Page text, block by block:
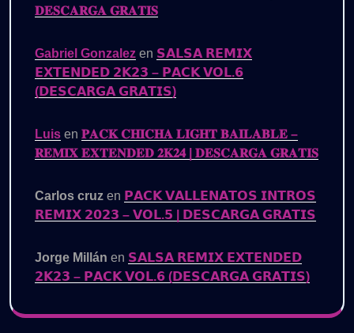
𝐃𝐄𝐒𝐂𝐀𝐑𝐆𝐀 𝐆𝐑𝐀𝐓𝐈𝐒
Gabriel Gonzalez en 𝗦𝗔𝗟𝗦𝗔 𝗥𝗘𝗠𝗜𝗫
𝗘𝗫𝗧𝗘𝗡𝗗𝗘𝗗 𝟮𝗞𝟮𝟯 – 𝗣𝗔𝗖𝗞 𝗩𝗢𝗟.𝟲
(𝗗𝗘𝗦𝗖𝗔𝗥𝗚𝗔 𝗚𝗥𝗔𝗧𝗜𝗦)
Luis en 𝐏𝐀𝐂𝐊 𝐂𝐇𝐈𝐂𝐇𝐀 𝐋𝐈𝐆𝐇𝐓 𝐁𝐀𝐈𝐋𝐀𝐁𝐋𝐄 –
𝐑𝐄𝐌𝐈𝐗 𝐄𝐗𝐓𝐄𝐍𝐃𝐄𝐃 𝟐𝐊𝟐𝟒 | 𝐃𝐄𝐒𝐂𝐀𝐑𝐆𝐀 𝐆𝐑𝐀𝐓𝐈𝐒
Carlos cruz en 𝗣𝗔𝗖𝗞 𝗩𝗔𝗟𝗟𝗘𝗡𝗔𝗧𝗢𝗦 𝗜𝗡𝗧𝗥𝗢𝗦
𝗥𝗘𝗠𝗜𝗫 𝟮𝟬𝟮𝟯 – 𝗩𝗢𝗟.𝟱 | 𝗗𝗘𝗦𝗖𝗔𝗥𝗚𝗔 𝗚𝗥𝗔𝗧𝗜𝗦
Jorge Millán en 𝗦𝗔𝗟𝗦𝗔 𝗥𝗘𝗠𝗜𝗫 𝗘𝗫𝗧𝗘𝗡𝗗𝗘𝗗
𝟮𝗞𝟮𝟯 – 𝗣𝗔𝗖𝗞 𝗩𝗢𝗟.𝟲 (𝗗𝗘𝗦𝗖𝗔𝗥𝗚𝗔 𝗚𝗥𝗔𝗧𝗜𝗦)